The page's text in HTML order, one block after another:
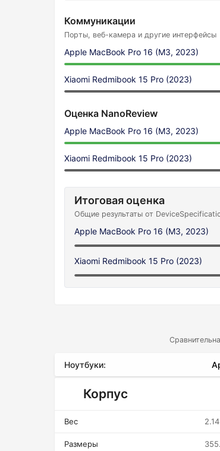
Коммуникации
Порты, веб-камера и другие интерфейсы
Apple MacBook Pro 16 (M3, 2023)
Xiaomi Redmibook 15 Pro (2023)
Оценка NanoReview
Apple MacBook Pro 16 (M3, 2023)
Xiaomi Redmibook 15 Pro (2023)
Итоговая оценка
Общие результаты от
Apple MacBook Pro 16 (M3, 2023)
Xiaomi Redmibook 15 Pro (2023)
Ноутбуки:
Корпус
Вес
Размеры